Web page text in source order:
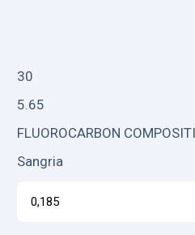
30
5.65
FLUOROCARBON
Sangria